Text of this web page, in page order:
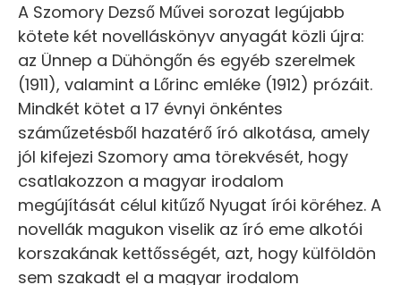
A Szomory Dezső Művei sorozat legújabb
kötete két novelláskönyv anyagát közli újra:
az Ünnep a Dühöngőn és egyéb szerelmek
(1911), valamint a Lőrinc emléke (1912) prózáit.
Mindkét kötet a 17 évnyi önkéntes
száműzetésből hazatérő író alkotása, amely
jól kifejezi Szomory ama törekvését, hogy
csatlakozzon a magyar irodalom
megújítását célul kitűző Nyugat írói köréhez. A
novellák magukon viselik az író eme alkotói
korszakának kettősségét, azt, hogy külföldön
sem szakadt el a magyar irodalom